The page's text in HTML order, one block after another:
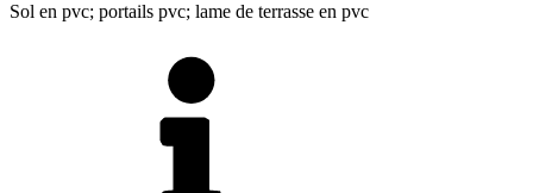
Sol en pvc; portails pvc; lame de terrasse en pvc